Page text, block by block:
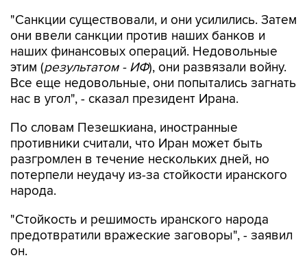
"Санкции существовали, и они усилились. Затем
они ввели санкции против наших банков и
наших финансовых операций. Недовольные
этим (результатом - ИФ), они развязали войну.
Все еще недовольные, они попытались загнать
нас в угол", - сказал президент Ирана.
По словам Пезешкиана, иностранные
противники считали, что Иран может быть
разгромлен в течение нескольких дней, но
потерпели неудачу из-за стойкости иранского
народа.
"Стойкость и решимость иранского народа
предотвратили вражеские заговоры", - заявил
он.